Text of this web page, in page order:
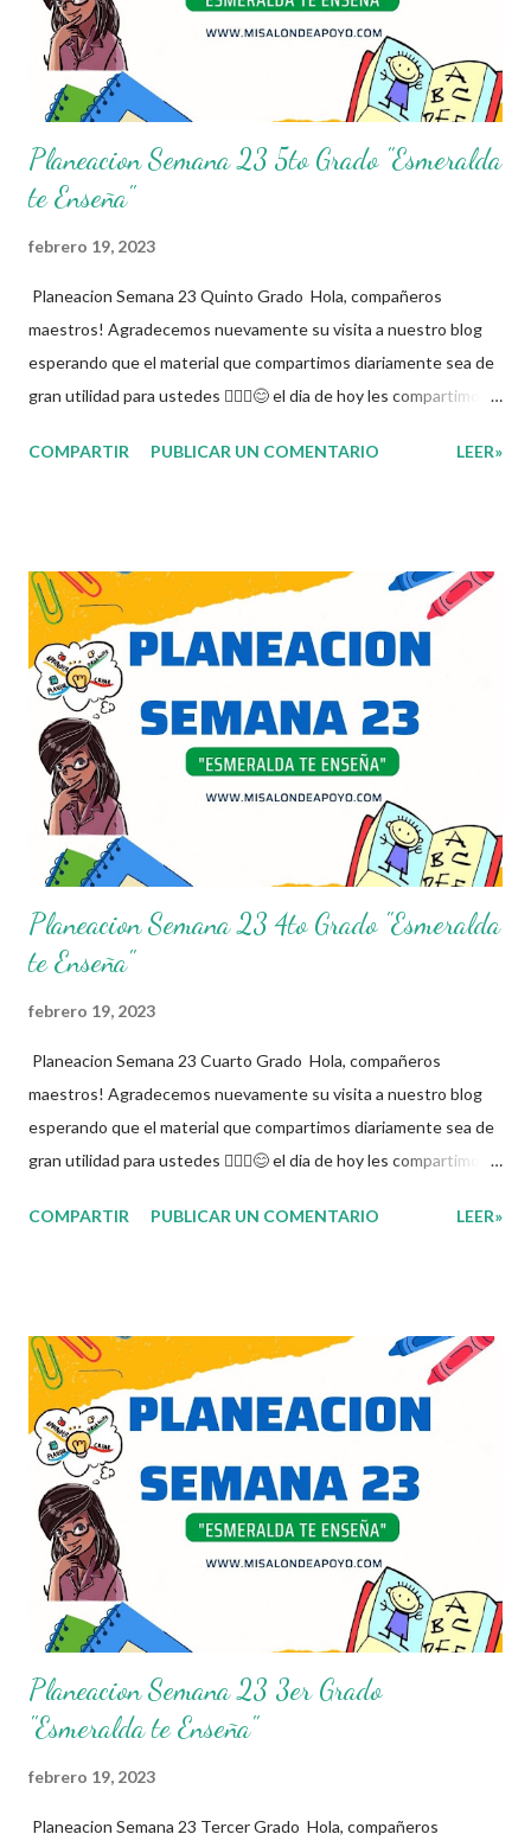
😊 Obtén documento completo aquí 👇👇👇 Planeacion 6to Grado
Planeacion Semana 23 5to Grado "Esmeralda
te Enseña"
febrero 19, 2023
Planeacion Semana 23 Quinto Grado Hola, compañeros
maestros! Agradecemos nuevamente su visita a nuestro blog
esperando que el material que compartimos diariamente sea de
gran utilidad para ustedes 🙋🏽‍♂️😊 el dia de hoy les compartimos
proceso muy importante para los docentes ya que es el
donde se pretende incorporar todos los conocimientos que se
quieren mirar, para de esta forma asentar el conocimiento entre
sus alumnos. Agradecemos a los creadores de estos increibles
archivos ya que gracias a su dedicacion y trabajo podemos gozar
de estas planeaciones didacticas, recuerden que nosotros solo
los compartimos con fines educativos, didácticos e informativos.
😊 Obtén documento completo aquí 👇👇👇 Planeacion 5to Grado
COMPARTIR PUBLICAR UN COMENTARIO LEER»
Planeacion Semana 23 4to Grado "Esmeralda
te Enseña"
febrero 19, 2023
Planeacion Semana 23 Cuarto Grado Hola, compañeros
maestros! Agradecemos nuevamente su visita a nuestro blog
esperando que el material que compartimos diariamente sea de
gran utilidad para ustedes 🙋🏽‍♂️😊 el dia de hoy les compartimos
proceso muy importante para los docentes ya que es el
donde se pretende incorporar todos los conocimientos que se
quieren mirar, para de esta forma asentar el conocimiento entre
sus alumnos. Agradecemos a los creadores de estos increibles
archivos ya que gracias a su dedicacion y trabajo podemos gozar
de estas planeaciones didacticas, recuerden que nosotros solo
los compartimos con fines educativos, didácticos e informativos.
😊 Obtén documento completo aquí 👇👇👇 Planeacion 4to Grado
COMPARTIR PUBLICAR UN COMENTARIO LEER»
Planeacion Semana 23 3er Grado
"Esmeralda te Enseña"
febrero 19, 2023
Planeacion Semana 23 Tercer Grado Hola, compañeros